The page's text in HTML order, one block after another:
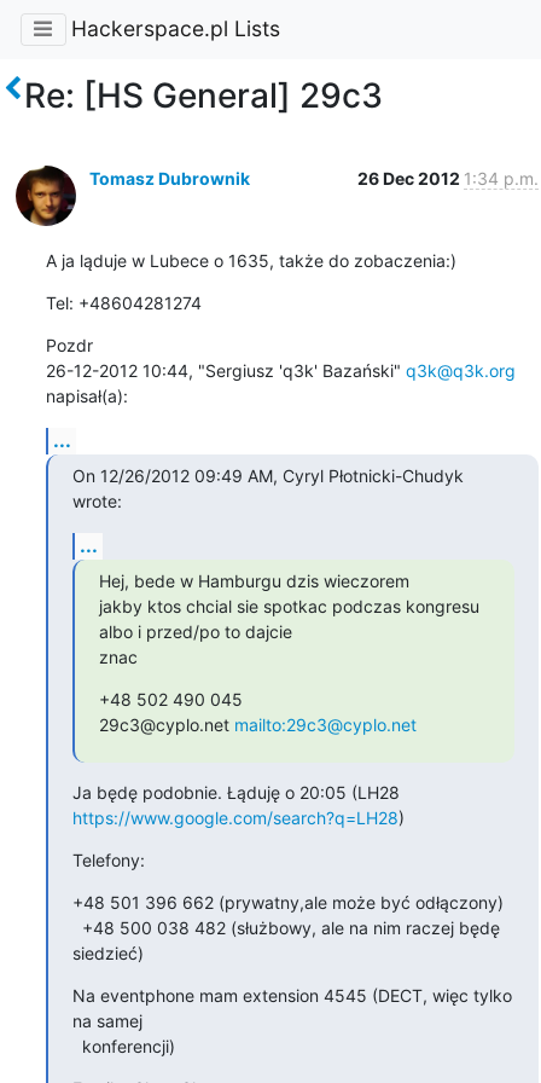
Hackerspace.pl Lists
Re: [HS General] 29c3
Tomasz Dubrownik 26 Dec 2012 1:34 p.m.
A ja ląduje w Lubece o 1635, także do zobaczenia:)
Tel: +48604281274
Pozdr
26-12-2012 10:44, "Sergiusz 'q3k' Bazański" q3k@q3k.org
napisał(a):
...
On 12/26/2012 09:49 AM, Cyryl Płotnicki-Chudyk
wrote:
...
Hej, bede w Hamburgu dzis wieczorem
jakby ktos chcial sie spotkac podczas kongresu
albo i przed/po to dajcie
znac
+48 502 490 045
29c3@cyplo.net mailto:29c3@cyplo.net
https://www.google.com/search?q=LH28)
Telefony:
+48 501 396 662 (prywatny,ale może być odłączony)
siedzieć)
Na eventphone mam extension 4545 (DECT, więc tylko
na samej
  konferencji)